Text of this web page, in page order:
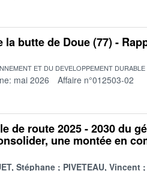
butte de Doue (77) -
ET DU DEVELOPPEMENT
mai 2026 Affaire n°012503-02
de route 2025 - 2030 du
une montée en
Stéphane PIVETEAU, Vincent